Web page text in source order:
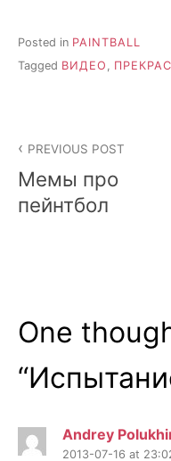
Posted in PAINTBALL
Tagged ВИДЕО ,
navigation
PREVIOUS POST
Мемы про
пейнтбол
One
“
Andrey
2013-07-16 at